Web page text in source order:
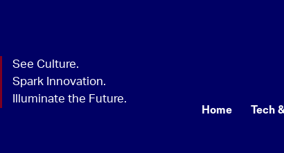
Home Tech